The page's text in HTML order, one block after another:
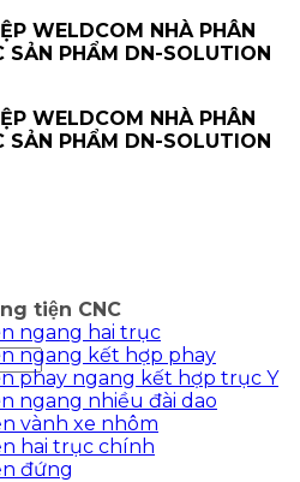
WELDCOM NHÀ PHÂN
SẢN PHẨM DN-SOLUTION
WELDCOM NHÀ PHÂN
SẢN PHẨM DN-SOLUTION
tiện CNC
ngang hai trục
ngang kết hợp phay
phay ngang kết hợp trục Y
ngang nhiều đài dao
vành xe nhôm
hai trục chính
đứng